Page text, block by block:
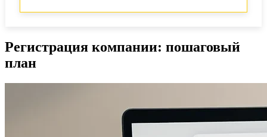
Регистрация компании: пошаговый
план